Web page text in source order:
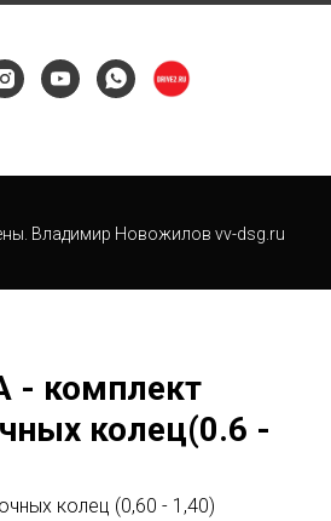
Владимир Новожилов vv-dsg.ru
- комплект
колец(0.6 -
колец (0,60 - 1,40)